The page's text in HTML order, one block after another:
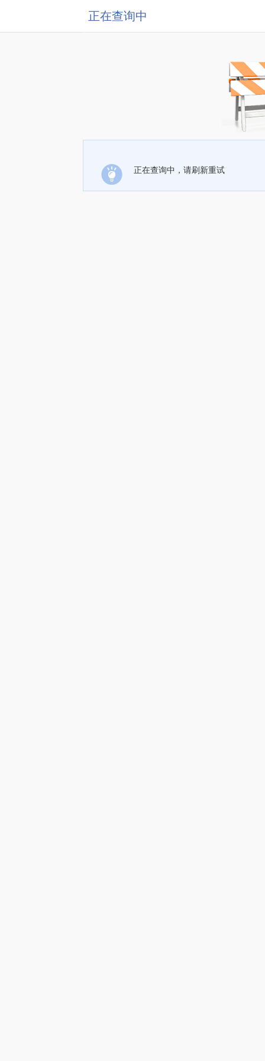
正在查询中
正在查询中，请刷新重试